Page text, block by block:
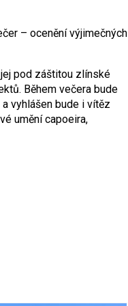
– ocenění výjimečných
pod záštitou zlínské
Během večera bude
vyhlášen bude i vítěz
umění capoeira,